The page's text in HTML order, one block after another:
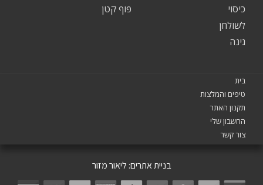
פוף קטן
כיסוי
לשולחן
גינה
בית
טיפים והמלצות
תקנון האתר
החשבון שלי
צור קשר
בניית אתרים: ליאור מזור